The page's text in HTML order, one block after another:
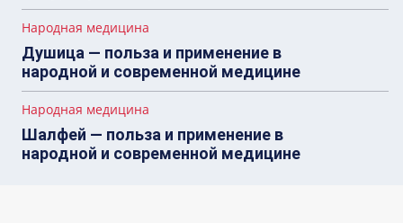
Народная медицина
Душица — польза и применение в
народной и современной медицине
Народная медицина
Шалфей — польза и применение в
народной и современной медицине